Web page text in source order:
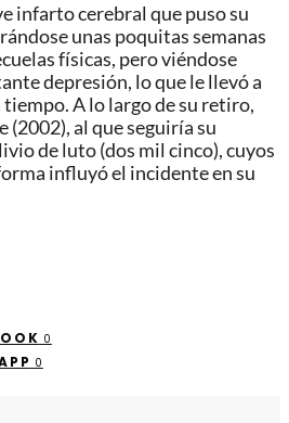
infarto cerebral que puso su
unas poquitas semanas
físicas, pero viéndose
depresión, lo que le llevó a
A lo largo de su retiro,
(2002), al que seguiría su
de luto (dos mil cinco), cuyos
influyó el incidente en su
0
0